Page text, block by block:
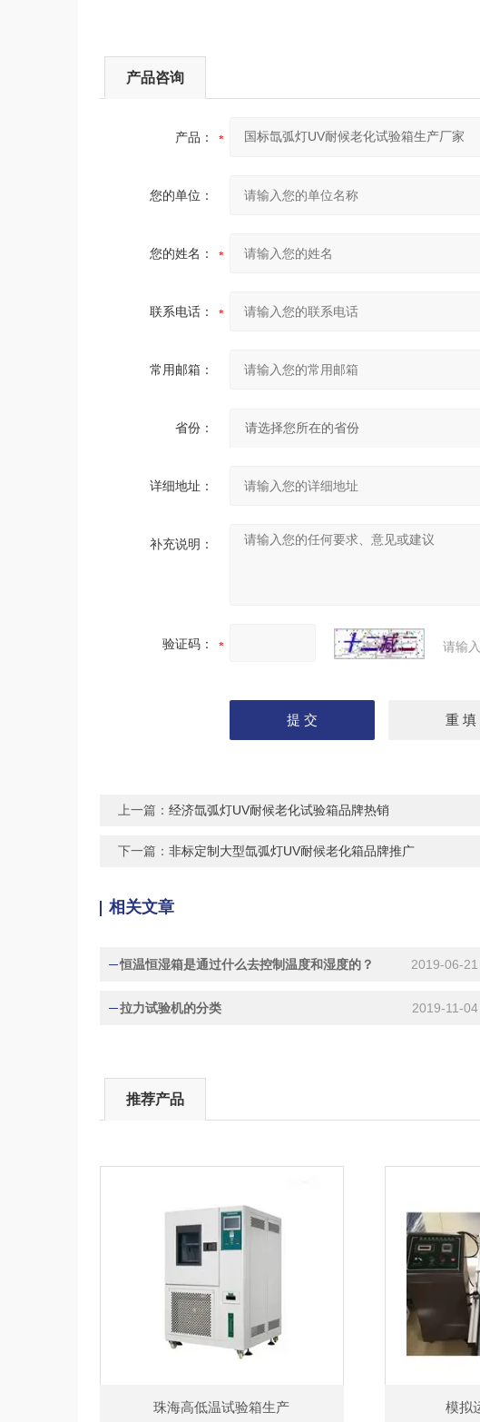
产品咨询
产品：
您的单位：
您的姓名：
联系电话：
常用邮箱：
省份：
详细地址：
补充说明：
验证码： 请输
上一篇： 经济氙弧灯UV耐候老化试验箱品牌热销
下一篇： 非标定制大型氙弧灯UV耐候老化箱品牌推广
相关文章
恒温恒湿箱是通过什么去控制温度和湿度的？ 2019-06-21
拉力试验机的分类 2019-11-04
推荐产品
珠海高低温试验箱生产 模拟